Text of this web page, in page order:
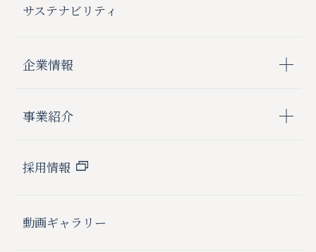
サステナビリティ
企業情報
事業紹介
採用情報
動画ギャラリー